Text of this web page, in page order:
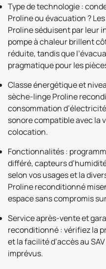
Type de technologie :
Proline ou évacuation ?
Proline séduisent par leur
pompe à chaleur brillent
réduite, tandis que
pragmatique pour les
Classe énergétique et
sèche-linge Proline
consommation
sonore compatible avec la
colocation.
Fonctionnalités :
différé, capteurs
selon vos usages et la
Proline reconditionné
espace sans compromis
Service après-vente et
reconditionné : vérifiez la
et la facilité d’accès au
imprévus.